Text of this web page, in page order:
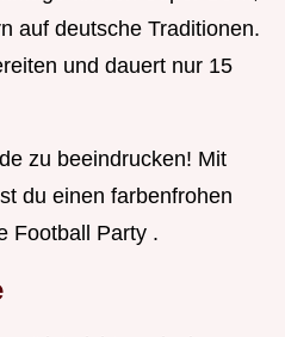
auf deutsche Traditionen.
und dauert nur 15
zu beeindrucken! Mit
du einen farbenfrohen
Football Party .